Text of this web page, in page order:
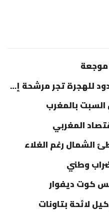
تجر مرشحة إلى القضاء
بالمغرب
المغربي
الشمال رغم الغلاء
وطني
كوت ديفوار
لائحة بتاونات